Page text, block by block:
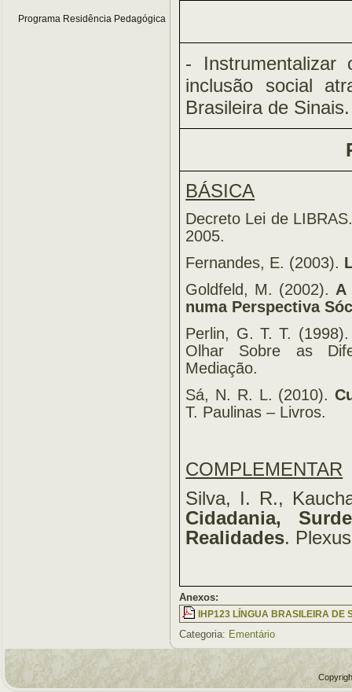
Programa Residência Pedagógica
-
inclusão social
Brasileira de Sinais.
BÁSICA
Decreto Lei de
2005.
Fernandes, E. (2003).
Goldfeld, M. (2002). A
numa Perspectiva
Perlin, G. T. T.
Olhar Sobre as
Mediação.
Sá, N. R. L. (2010).
T. Paulinas – Livros.
COMPLEMENTAR
Silva, I. R.,
Cidadania,
Realidades.
Anexos:
IHP123 LÍNGUA BRASILEIRA DE
Categoria: Ementário